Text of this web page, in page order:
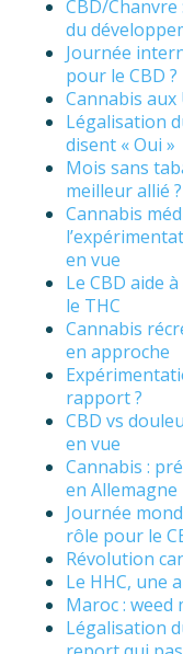
CBD/
du
Journée
pour le CBD ?
Cannabis aux
Légalisation
disent « Oui »
Mois sans
meilleur allié ?
Cannabis
en vue
Le CBD aide
le THC
Cannabis
en approche
rapport ?
CBD vs
en vue
Cannabis :
en Allemagne
Journée
rôle pour le
Révolution
Le HHC, une
Maroc : weed
Légalisation